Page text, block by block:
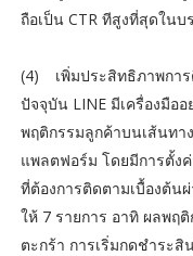
ถือเป็น CTR ทีสูงที่สุดใน
(4)
เพิ่มประสิทธิภาพกา
ปัจจุบัน LINE มีเครื่องมือ
พฤติกรรมลูกค้าบนเส้นทา
แพลตฟอร์ม โดยมีการตั้ง
ที่ต้องการติดตามเบื้องต้นผ่
ให้ 7 รายการ อาทิ ผลพฤ
ตะกร้า การเริ่มกดชำระสิ